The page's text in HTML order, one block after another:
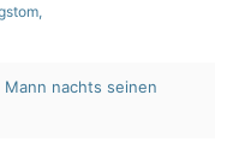
,
Mann nachts seinen